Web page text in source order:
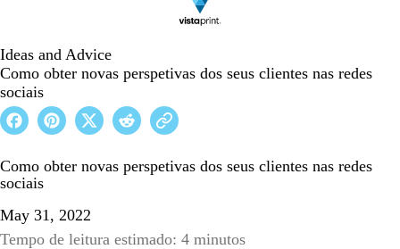
Ideas and Advice
Como obter novas perspetivas dos seus clientes nas redes
sociais
Como obter novas perspetivas dos seus clientes nas redes
sociais
May 31, 2022
Tempo de leitura estimado: 4 minutos